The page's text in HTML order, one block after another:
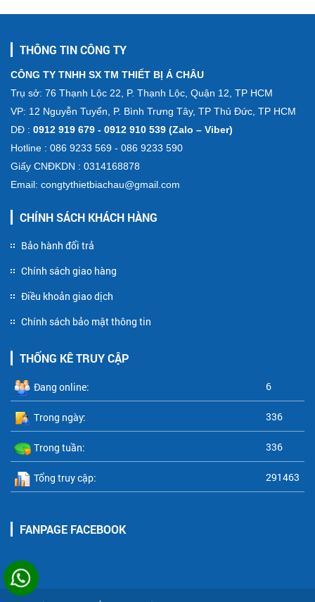
THÔNG TIN CÔNG TY
CÔNG TY TNHH SX TM THIẾT BỊ Á CHÂU
Trụ sở: 76 Thạnh Lộc 22, P. Thạnh Lộc, Quận 12, TP HCM
VP: 12 Nguyễn Tuyển, P. Bình Trưng Tây, TP Thủ Đức, TP HCM
DĐ : 0912 919 679 - 0912 910 539 (Zalo – Viber)
Hotline : 086 9233 569 - 086 9233 590
Giấy CNĐKDN : 0314168878
Email: congtythietbiachau@gmail.com
CHÍNH SÁCH KHÁCH HÀNG
Bảo hành đổi trả
Chính sách giao hàng
Điều khoản giao dịch
Chính sách bảo mật thông tin
THỐNG KÊ TRUY CẬP
Đang online: 6
Trong ngày: 336
Trong tuần: 336
Tổng truy cập: 291463
FANPAGE FACEBOOK